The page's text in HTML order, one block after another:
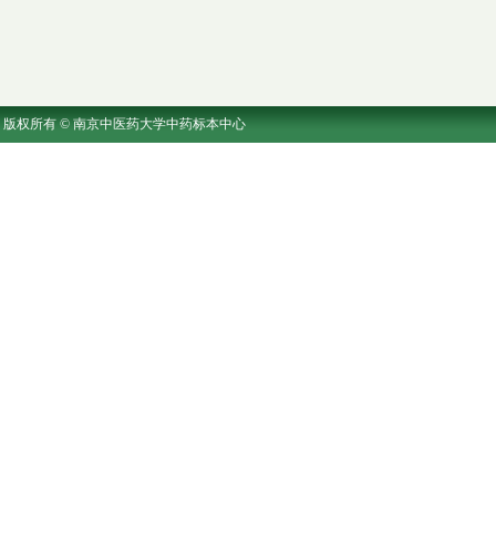
版权所有 © 南京中医药大学中药标本中心